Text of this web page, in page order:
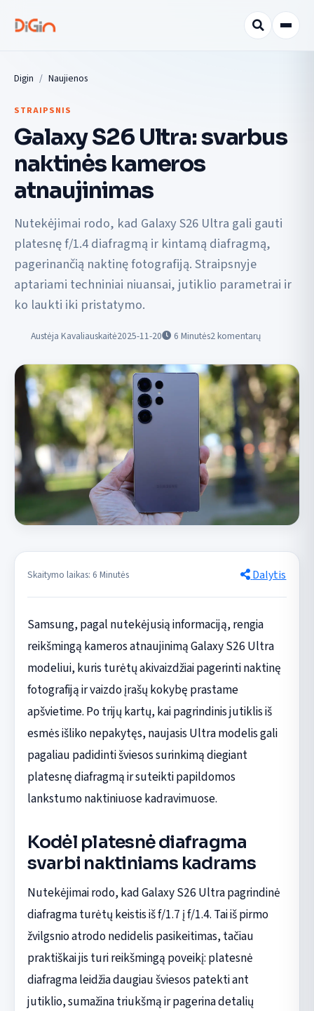
Digin Naujienos
STRAIPSNIS
Galaxy S26 Ultra: svarbus
naktinės kameros
atnaujinimas
Nutekėjimai rodo, kad Galaxy S26 Ultra gali gauti
platesnę f/1.4 diafragmą ir kintamą diafragmą,
pagerinančią naktinę fotografiją. Straipsnyje
aptariami techniniai niuansai, jutiklio parametrai ir
ko laukti iki pristatymo.
Austėja Kavaliauskaitė2025-11-20 6 Minutės2 komentarų
Skaitymo laikas: 6 Minutės Dalytis
Samsung, pagal nutekėjusią informaciją, rengia
reikšmingą kameros atnaujinimą Galaxy S26 Ultra
modeliui, kuris turėtų akivaizdžiai pagerinti naktinę
fotografiją ir vaizdo įrašų kokybę prastame
apšvietime. Po trijų kartų, kai pagrindinis jutiklis iš
esmės išliko nepakytęs, naujasis Ultra modelis gali
pagaliau padidinti šviesos surinkimą diegiant
platesnę diafragmą ir suteikti papildomos
lankstumo naktiniuose kadravimuose.
Kodėl platesnė diafragma
svarbi naktiniams kadrams
Nutekėjimai rodo, kad Galaxy S26 Ultra pagrindinė
diafragma turėtų keistis iš f/1.7 į f/1.4. Tai iš pirmo
žvilgsnio atrodo nedidelis pasikeitimas, tačiau
praktiškai jis turi reikšmingą poveikį: platesnė
diafragma leidžia daugiau šviesos patekti ant
jutiklio, sumažina triukšmą ir pagerina detalių